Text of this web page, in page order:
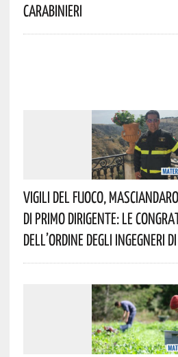
Carabinieri
Vigili Del Fuoco,
Di Primo Dirigente: Le
Dell’Ordine Degli Ingegneri